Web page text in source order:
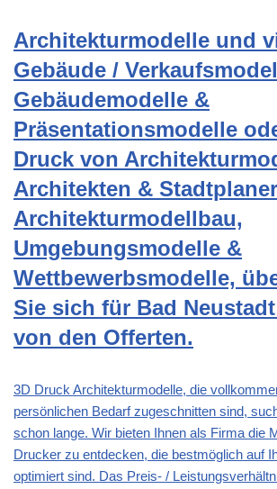
Architekturmodelle und
Gebäude /
Gebäudemodelle &
Präsentationsmodelle
Druck von
Architekten &
Architekturmodellbau,
Umgebungsmodelle &
Wettbewerbsmodelle,
Sie sich für Bad Neustadt
von den Offerten.
3D Druck Architekturmodelle, die
persönlichen Bedarf zugeschnitten sind,
schon lange. Wir bieten Ihnen als Firma die
Drucker zu entdecken, die bestmöglich auf
optimiert sind. Das Preis- /